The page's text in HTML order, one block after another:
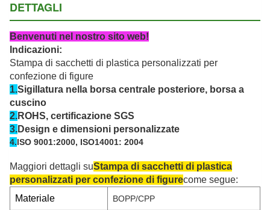
DETTAGLI
Benvenuti nel nostro sito web!
Indicazioni:
Stampa di sacchetti di plastica personalizzati per
confezione di figure
1.Sigillatura nella borsa centrale posteriore, borsa a
cuscino
2.ROHS, certificazione SGS
3.Design e dimensioni personalizzate
4.ISO 9001:2000, ISO14001: 2004
Maggiori dettagli suStampa di sacchetti di plastica
personalizzati per confezione di figurecome segue:
Materiale
BOPP/CPP